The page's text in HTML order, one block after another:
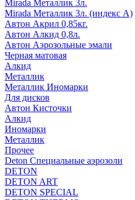
Mirada Металлик 3л.
Mirada Металлик 3л. (индекс А)
Автон Акрил 0,85кг.
Автон Алкид 0,8л.
Автон Аэрозольные эмали
Черная матовая
Алкид
Металлик
Металлик Иномарки
Для дисков
Автон Кисточки
Алкид
Иномарки
Металлик
Прочее
Deton Специальные аэрозоли
DETON
DETON ART
DETON SPECIAL